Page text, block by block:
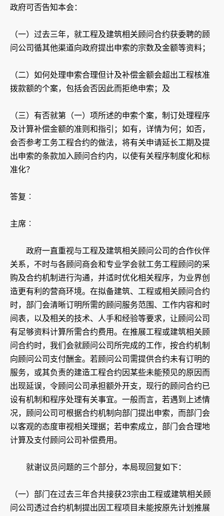
政府可否告知本会：
（一）过去三年，就工程及建筑相关顾问合约获委聘的顾
问公司循其他渠道向政府提出申索的宗数及金额等资料；
（二）如何处理申索合理但计及补偿金额会超出工程核准
拨款额的个案，包括会否因此而拒绝申索；及
（三）有否就第（一）项所述的申索个案，制订处理程序
及计算补偿金额的准则和指引；如有，详情为何；如否，
会否参考工务工程合约的做法，将有关申请延长工期及提
出申索的条款加入顾问合约内，以使有关程序制度化和标
准化？
答复︰
主席︰
政府一直重视与工程及建筑相关顾问公司的合作伙伴
关系，不时与各顾问商会和专业学会就工务工程顾问的采
购及合约机制进行沟通，并适时优化相关程序，为业界创
造更有利的营商环境。在拟备建筑、工程或相关顾问合约
时，部门会清晰订明所需的顾问服务范围、工作内容和时
间表，以及相关的技术、人手和经验等要求，让顾问公司
有足够资料计算所需合约费用。在推展工程或建筑相关顾
问合约时，我们会就顾问公司所完成的工作，按合约机制
向顾问公司支付酬金。若顾问公司需提供合约未有订明的
服务，或其负责的建造工程合约因某些未能预见的原因而
出现延误，令顾问公司承担额外开支，现行的顾问合约已
设有机制和程序处理有关事宜。一般而言，若遇到上述情
况，顾问公司可根据合约机制向部门提出申索，而部门会
以客观的态度审视相关理据；若申索成立，部门会合理地
计算及支付顾问公司补偿费用。
就谢议员问题的三个部分，本局现回复如下：
（一）部门在过去三年合共接获23宗由工程或建筑相关顾
问公司透过合约机制提出因工程项目未能按原先计划推展